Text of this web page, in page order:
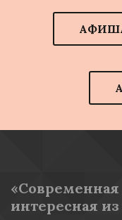
интересная